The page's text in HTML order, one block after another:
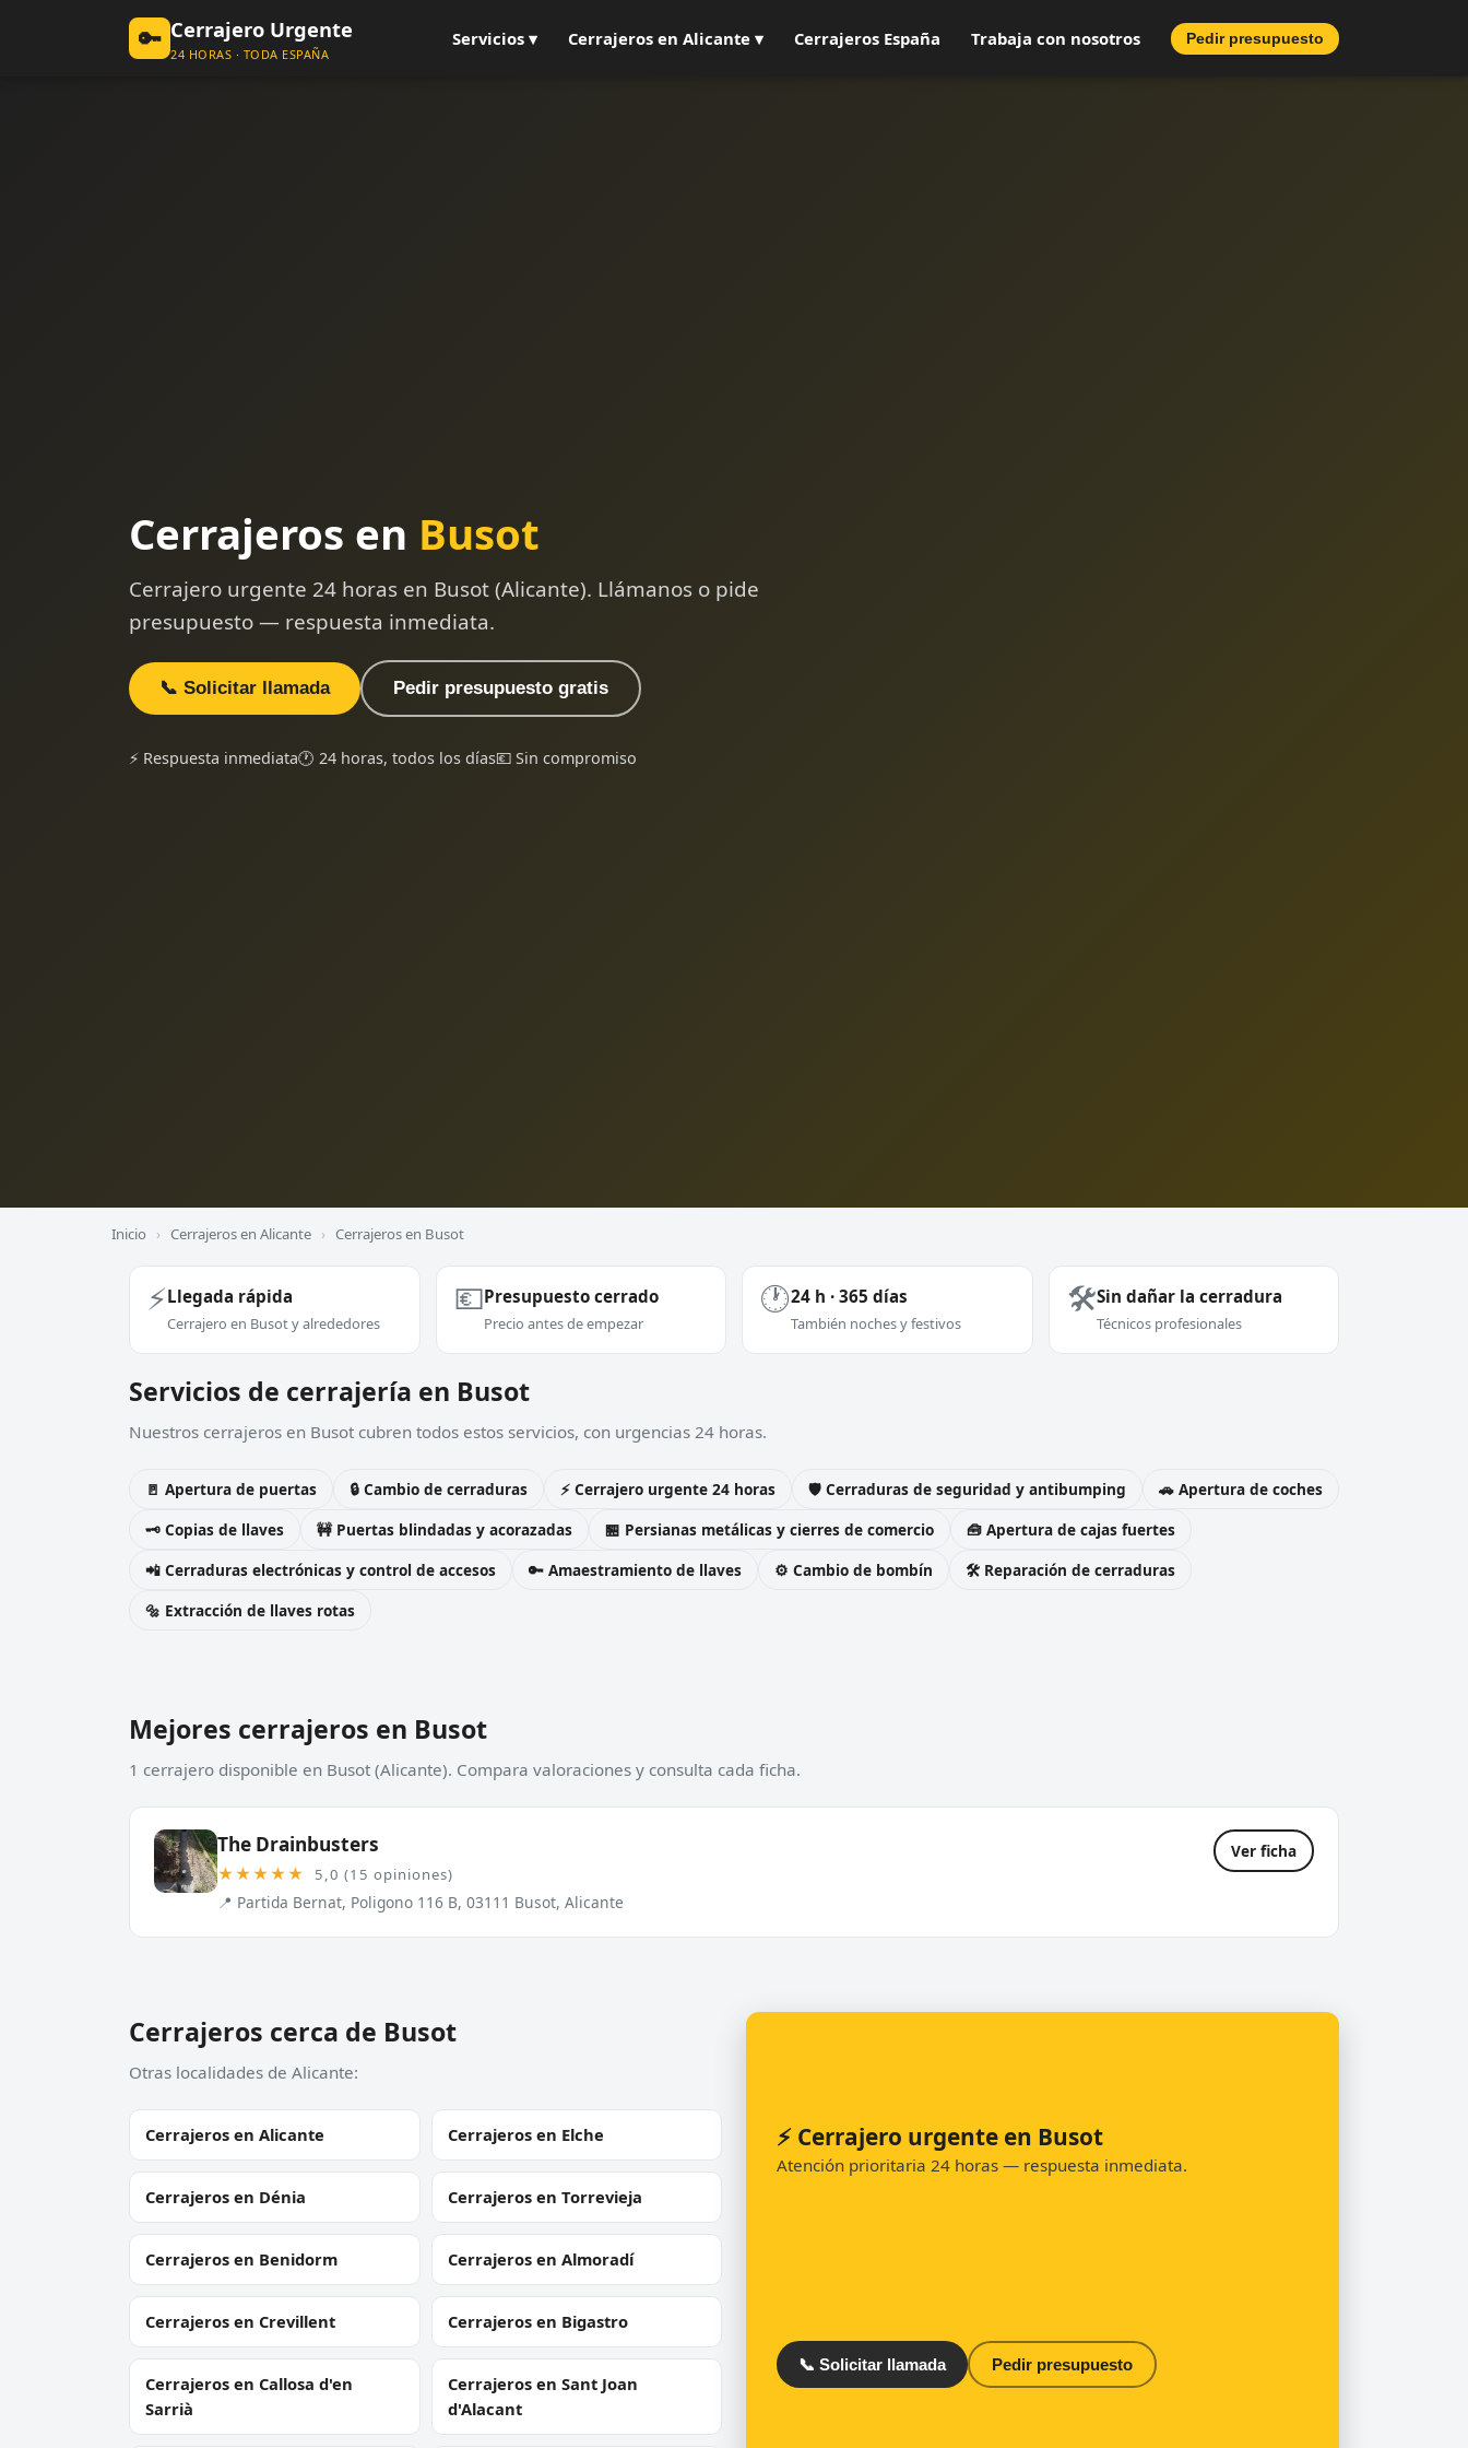
🔑 Cerrajero Urgente
24 HORAS · TODA ESPAÑA
Servicios ▾ Cerrajeros en Alicante ▾ Cerrajeros España Trabaja con nosotros Pedir presupuesto
Cerrajeros en Busot
Cerrajero urgente 24 horas en Busot (Alicante). Llámanos o pide
presupuesto — respuesta inmediata.
📞 Solicitar llamada Pedir presupuesto gratis
⚡ Respuesta inmediata🕐 24 horas, todos los días💶 Sin compromiso
Inicio › Cerrajeros en Alicante › Cerrajeros en Busot
⚡Llegada rápida
Cerrajero en Busot y alrededores
💶Presupuesto cerrado
Precio antes de empezar
🕐24 h · 365 días
También noches y festivos
🛠️Sin dañar la cerradura
Técnicos profesionales
Servicios de cerrajería en Busot
Nuestros cerrajeros en Busot cubren todos estos servicios, con urgencias 24 horas.
🚪 Apertura de puertas 🔒 Cambio de cerraduras ⚡ Cerrajero urgente 24 horas 🛡️ Cerraduras de seguridad y antibumping
🚗 Apertura de coches
🗝️ Copias de llaves
🚧 Puertas blindadas y acorazadas 🏪 Persianas metálicas y cierres de comercio
🧰 Apertura de cajas fuertes
📲 Cerraduras electrónicas y control de accesos
🔑 Amaestramiento de llaves ⚙️ Cambio de bombín
🛠️ Reparación de cerraduras
🔩 Extracción de llaves rotas
Mejores cerrajeros en Busot
1 cerrajero disponible en Busot (Alicante). Compara valoraciones y consulta cada ficha.
The Drainbusters
★★★★★ 5,0 (15 opiniones)
📍 Partida Bernat, Poligono 116 B, 03111 Busot, Alicante
Ver ficha
Cerrajeros cerca de Busot
Otras localidades de Alicante:
Cerrajeros en Alicante Cerrajeros en Elche
Cerrajeros en Dénia Cerrajeros en Torrevieja
Cerrajeros en Benidorm Cerrajeros en Almoradí
Cerrajeros en Crevillent Cerrajeros en Bigastro
Cerrajeros en Callosa d'en
Sarrià
Cerrajeros en Sant Joan
d'Alacant
⚡ Cerrajero urgente en Busot
Atención prioritaria 24 horas — respuesta inmediata.
📞 Solicitar llamada Pedir presupuesto